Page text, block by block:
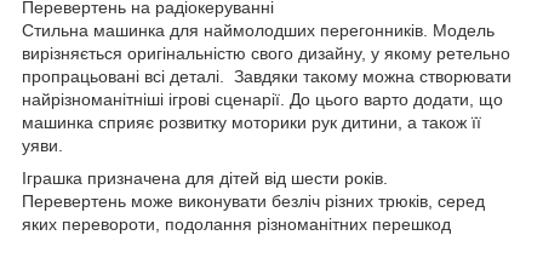
Перевертень на радіокеруванні
Стильна машинка для наймолодших перегонників. Модель
вирізняється оригінальністю свого дизайну, у якому ретельно
пропрацьовані всі деталі. Завдяки такому можна створювати
найрізноманітніші ігрові сценарії. До цього варто додати, що
машинка сприяє розвитку моторики рук дитини, а також її
уяви.
Іграшка призначена для дітей від шести років.
Перевертень може виконувати безліч різних трюків, серед
яких перевороти, подолання різноманітних перешкод